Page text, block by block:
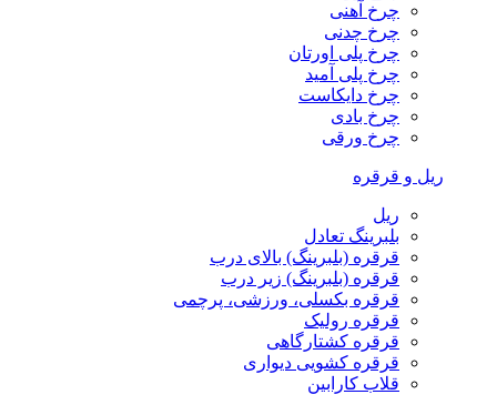
چرخ آهنی
چرخ چدنی
چرخ پلی اورتان
چرخ پلی آمید
چرخ دایکاست
چرخ بادی
چرخ ورقی
ریل و قرقره
ریل
بلبرینگ تعادل
قرقره (بلبرینگ) بالای درب
قرقره (بلبرینگ) زیر درب
قرقره بکسلی، ورزشی، پرچمی
قرقره رولیک
قرقره کشتارگاهی
قرقره کشویی دیواری
قلاب کارابین